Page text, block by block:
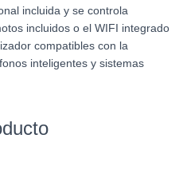
incluida y se controla
incluidos o el WIFI integrado
compatibles con la
inteligentes y sistemas